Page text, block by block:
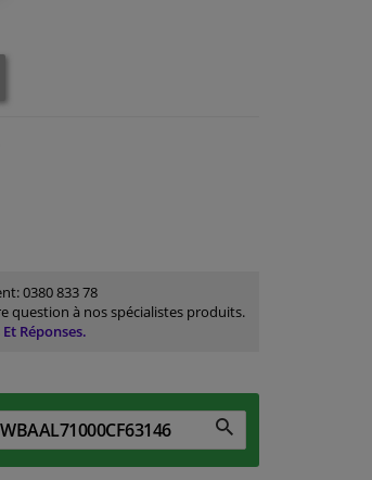
0380 833 78
question à nos spécialistes produits.
Réponses.